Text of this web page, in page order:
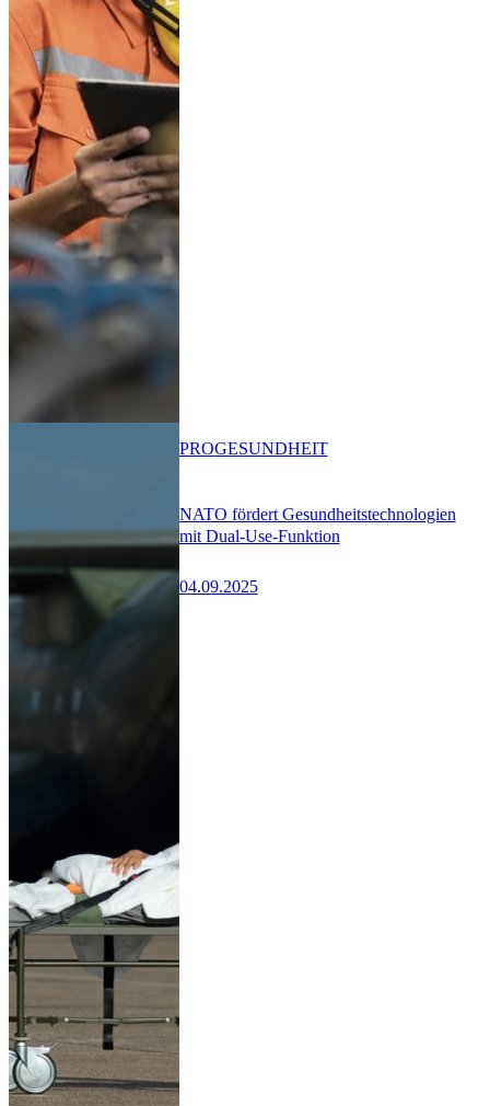
NATO fördert Gesundheitstechnologien
mit Dual-Use-Funktion
04.09.2025
PROGESUNDHEIT